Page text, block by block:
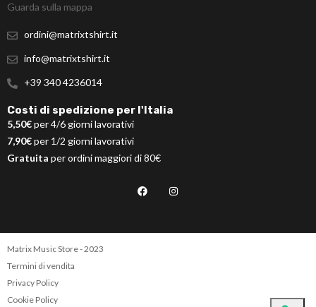
Guarda sulla mappa
ordini@matrixtshirt.it
info@matrixtshirt.it
+39 340 4236014
Costi di spedizione per l'Italia
5,50€per 4/6 giorni lavorativi
7,90€per 1/2 giorni lavorativi
Gratuita per ordini maggiori di 80€
Matrix Music Store - 2023
Termini di vendita
Privacy Policy
Cookie Policy